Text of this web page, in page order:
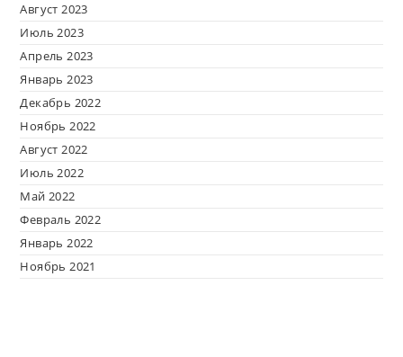
Август 2023
Июль 2023
Апрель 2023
Январь 2023
Декабрь 2022
Ноябрь 2022
Август 2022
Июль 2022
Май 2022
Февраль 2022
Январь 2022
Ноябрь 2021